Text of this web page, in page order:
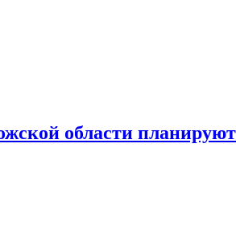
области